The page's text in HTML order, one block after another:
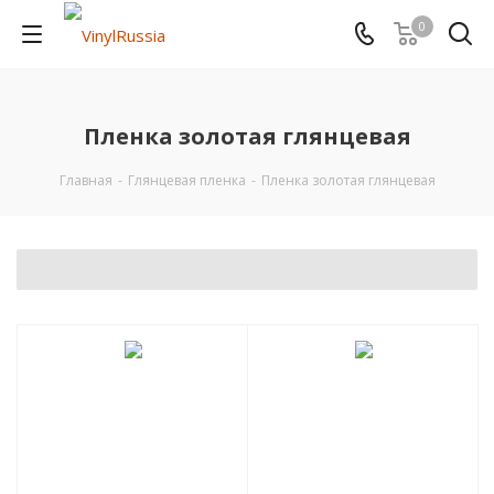
0
Пленка золотая глянцевая
Главная - Глянцевая пленка - Пленка золотая глянцевая